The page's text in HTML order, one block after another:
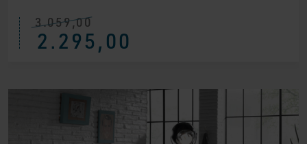
3.059,00
Ursprünglicher
Preis
war:
2.295,00
Aktueller
Preis
ist: